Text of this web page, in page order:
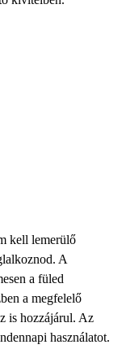
kell lemerülő
A
a füled
a megfelelő
is hozzájárul. Az
használatot.